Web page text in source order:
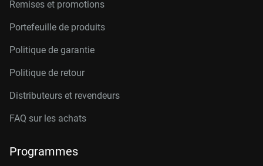
Remises et promotions
Portefeuille de produits
Politique de garantie
Politique de retour
Distributeurs et revendeurs
FAQ sur les achats
Programmes